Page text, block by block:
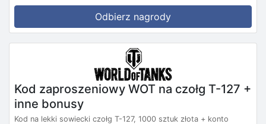
Odbierz nagrody
Kod zaproszeniowy WOT na czołg T-127 +
inne bonusy
Kod na lekki sowiecki czołg T-127, 1000 sztuk złota + konto